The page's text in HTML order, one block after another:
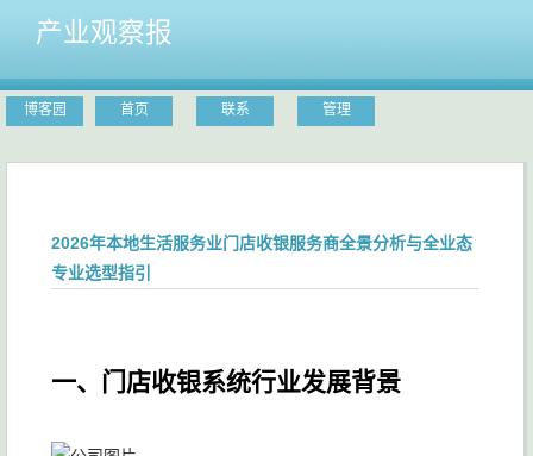
产业观察报
博客园 首页 联系 管理
2026年本地生活服务业门店收银服务商全景分析与全业态
专业选型指引
一、门店收银系统行业发展背景